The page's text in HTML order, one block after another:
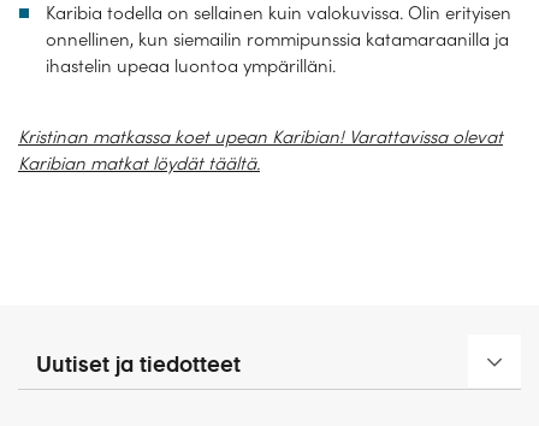
Karibia todella on sellainen kuin valokuvissa. Olin erityisen
onnellinen, kun siemailin rommipunssia katamaraanilla ja
ihastelin upeaa luontoa ympärilläni.
Kristinan matkassa koet upean Karibian! Varattavissa olevat
Karibian matkat löydät täältä.
Uutiset ja tiedotteet